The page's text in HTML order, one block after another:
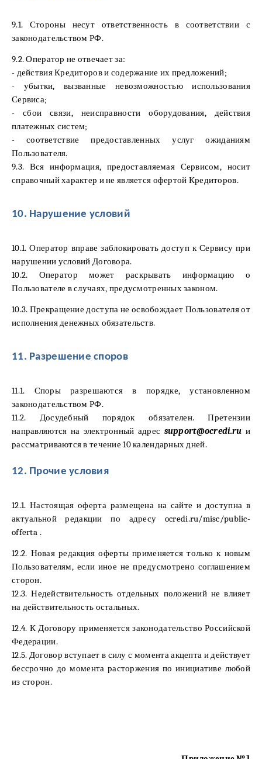
9.1. Стороны несут ответственность в соответствии с
законодательством РФ.
9.2. Оператор не отвечает за:
- действия Кредиторов и содержание их предложений;
- убытки, вызванные невозможностью использования
Сервиса;
- сбои связи, неисправности оборудования, действия
платежных систем;
- соответствие предоставленных услуг ожиданиям
Пользователя.
9.3. Вся информация, предоставляемая Сервисом, носит
справочный характер и не является офертой Кредиторов.
10. Нарушение условий
10.1. Оператор вправе заблокировать доступ к Сервису при
нарушении условий Договора.
10.2. Оператор может раскрывать информацию о
Пользователе в случаях, предусмотренных законом.
10.3. Прекращение доступа не освобождает Пользователя от
исполнения денежных обязательств.
11. Разрешение споров
11.1. Споры разрешаются в порядке, установленном
законодательством РФ.
11.2. Досудебный порядок обязателен. Претензии
направляются на электронный адрес support@ocredi.ru и
рассматриваются в течение 10 календарных дней.
12. Прочие условия
12.1. Настоящая оферта размещена на сайте и доступна в
актуальной редакции по адресу ocredi.ru/misc/public-
offerta .
12.2. Новая редакция оферты применяется только к новым
Пользователям, если иное не предусмотрено соглашением
сторон.
12.3. Недействительность отдельных положений не влияет
на действительность остальных.
12.4. К Договору применяется законодательство Российской
Федерации.
12.5. Договор вступает в силу с момента акцепта и действует
бессрочно до момента расторжения по инициативе любой
из сторон.